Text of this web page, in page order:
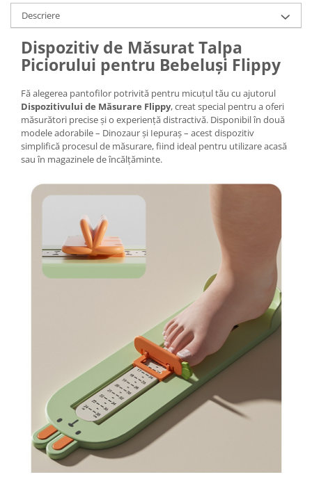
Tocatoare crengi
Motocoase, Trimmere si Masini de
tuns gazon
Motocositori cu motoare 2T
Masini de tuns gazon pe benzina
Tractoraș de tuns gazonul
Zootehnie
Incubatoare, oparitoare si
Echipamente pentru animale
Piese si accesorii aparate de tuns
Tarcuri animale
Semanatori
Casute gradina si cutii depozitare
Corturi, Prelate si plase de
Lopeti zapada
Zdrobitoare si teascuri
Teascuri
Descriere
Dispozitiv de Măsurat Talpa
Piciorului pentru Bebeluși Flippy
Fă alegerea pantofilor potrivită pentru micuțul tău cu ajutorul
Dispozitivului de Măsurare Flippy, creat special pentru a oferi
măsurători precise și o experiență distractivă. Disponibil în două
modele adorabile – Dinozaur și Iepuraș – acest dispozitiv
simplifică procesul de măsurare, fiind ideal pentru utilizare acasă
sau în magazinele de încălțăminte.